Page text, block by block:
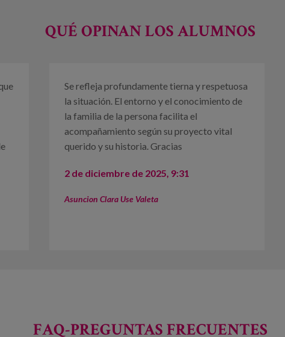
QUÉ OPINAN LOS ALUMNOS
Se refleja profundamente tierna y respetuosa
la situación. El entorno y el conocimiento de
la familia de la persona facilita el
acompañamiento según su proyecto vital
querido y su historia. Gracias
2 de diciembre de 2025, 9:31
Asuncion Clara Use Valeta
FAQ-PREGUNTAS FRECUENTES